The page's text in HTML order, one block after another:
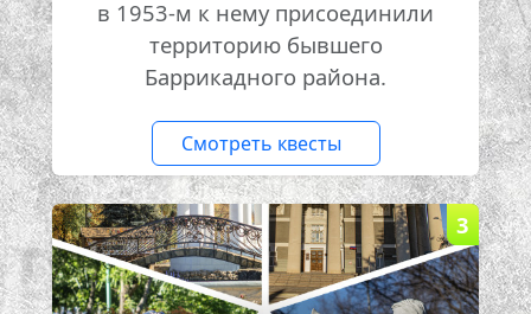
в 1953-м к нему присоединили
территорию бывшего
Баррикадного района.
Смотреть квесты
3